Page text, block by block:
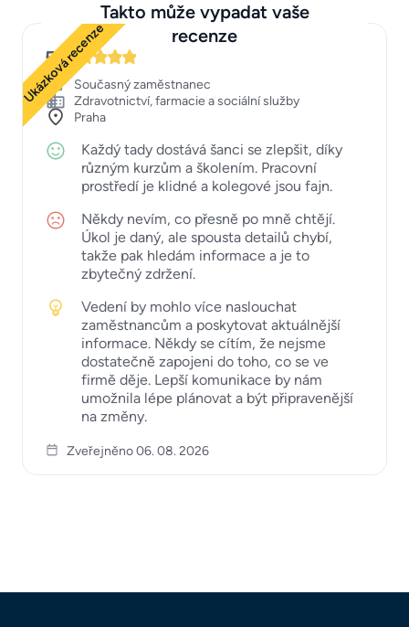
Takto může vypadat vaše
recenze
Ukázková recenze
5
Současný zaměstnanec
Zdravotnictví, farmacie a sociální služby
Praha
Každý tady dostává šanci se zlepšit, díky
různým kurzům a školením. Pracovní
prostředí je klidné a kolegové jsou fajn.
Někdy nevím, co přesně po mně chtějí.
Úkol je daný, ale spousta detailů chybí,
takže pak hledám informace a je to
zbytečný zdržení.
Vedení by mohlo více naslouchat
zaměstnancům a poskytovat aktuálnější
informace. Někdy se cítím, že nejsme
dostatečně zapojeni do toho, co se ve
firmě děje. Lepší komunikace by nám
umožnila lépe plánovat a být připravenější
na změny.
Zveřejněno 06. 08. 2026